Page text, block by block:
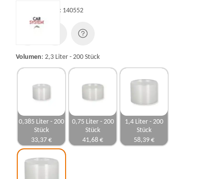
Artikelnummer: 140552
Volumen 2,3 Liter - 200 Stück
0,385 Liter - 200
Stück
33,37 €
0,75 Liter - 200
Stück
41,68 €
1,4 Liter - 200
Stück
58,39 €